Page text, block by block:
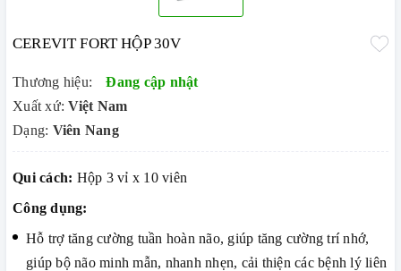
CEREVIT FORT HỘP 30V
Thương hiệu:
Đang cập nhật
Xuất xứ:Việt Nam
Dạng: Viên Nang
Qui cách: Hộp 3 vỉ x 10 viên
Công dụng:
Hỗ trợ tăng cường tuần hoàn não, giúp tăng cường trí nhớ,
giúp bộ não minh mẫn, nhanh nhẹn, cải thiện các bệnh lý liên